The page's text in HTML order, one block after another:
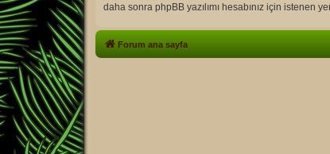
daha sonra phpBB yazılımı hesabınız için istenen
Forum ana sayfa